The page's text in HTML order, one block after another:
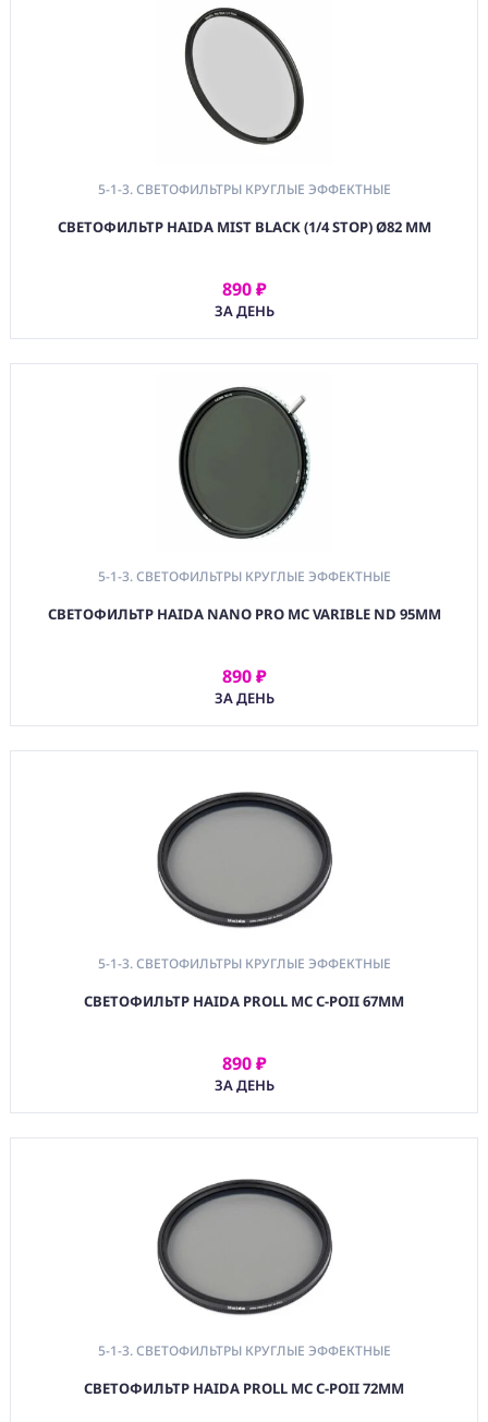
5-1-3. СВЕТОФИЛЬТРЫ КРУГЛЫЕ ЭФФЕКТНЫЕ
СВЕТОФИЛЬТР HAIDA MIST BLACK (1/4 STOP) Ø82 ММ
890 ₽
ЗА ДЕНЬ
АРЕНДОВАТЬ
5-1-3. СВЕТОФИЛЬТРЫ КРУГЛЫЕ ЭФФЕКТНЫЕ
СВЕТОФИЛЬТР HAIDA NANO PRO MC VARIBLE ND 95MM
890 ₽
ЗА ДЕНЬ
АРЕНДОВАТЬ
5-1-3. СВЕТОФИЛЬТРЫ КРУГЛЫЕ ЭФФЕКТНЫЕ
СВЕТОФИЛЬТР HAIDA PROLL MC C-POII 67MM
890 ₽
ЗА ДЕНЬ
АРЕНДОВАТЬ
5-1-3. СВЕТОФИЛЬТРЫ КРУГЛЫЕ ЭФФЕКТНЫЕ
СВЕТОФИЛЬТР HAIDA PROLL MC C-POII 72MM